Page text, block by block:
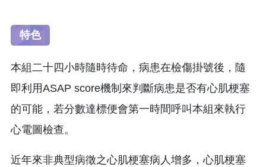
特色
本組二十四小時隨時待命，病患在檢傷掛號後，隨
即利用ASAP score機制來判斷病患是否有心肌梗塞
的可能，若分數達標便會第一時間呼叫本組來執行
心電圖檢查。
近年來非典型病徵之心肌梗塞病人增多，心肌梗塞